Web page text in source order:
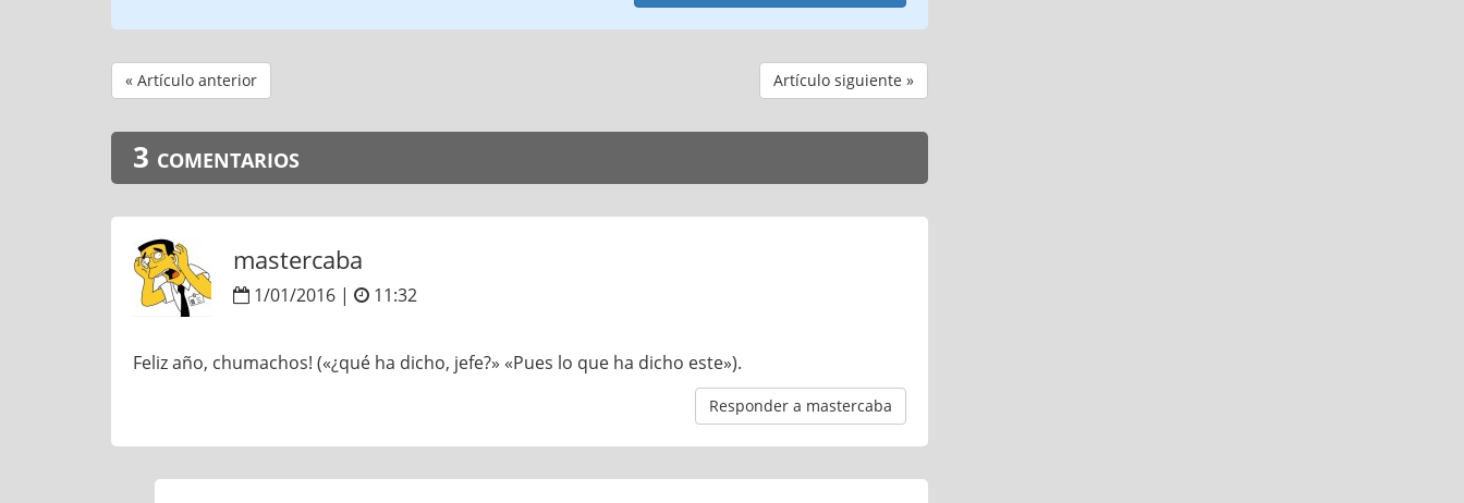
« Artículo anterior Artículo siguiente »
3 comentarios
mastercaba
1/01/2016 | 11:32
Feliz año, chumachos! («¿qué ha dicho, jefe?» «Pues lo que ha dicho este»).
Responder a mastercaba